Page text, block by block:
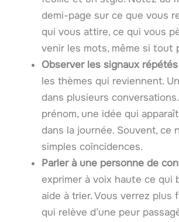
demi-page sur ce que vous
qui vous attire, ce qui vous
venir les mots, même si tout
Observer les signaux répétés
les thèmes qui reviennent.
dans plusieurs
prénom, une idée qui
dans la journée. Souvent, ce
simples coïncidences.
Parler à une personne de
exprimer à voix haute ce qui
aide à trier. Vous verrez plus
qui relève d’une peur